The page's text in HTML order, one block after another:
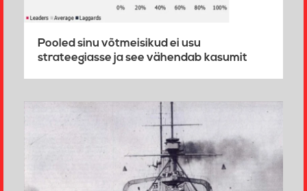
Pooled sinu võtmeisikud ei usu
strateegiasse ja see vähendab kasumit